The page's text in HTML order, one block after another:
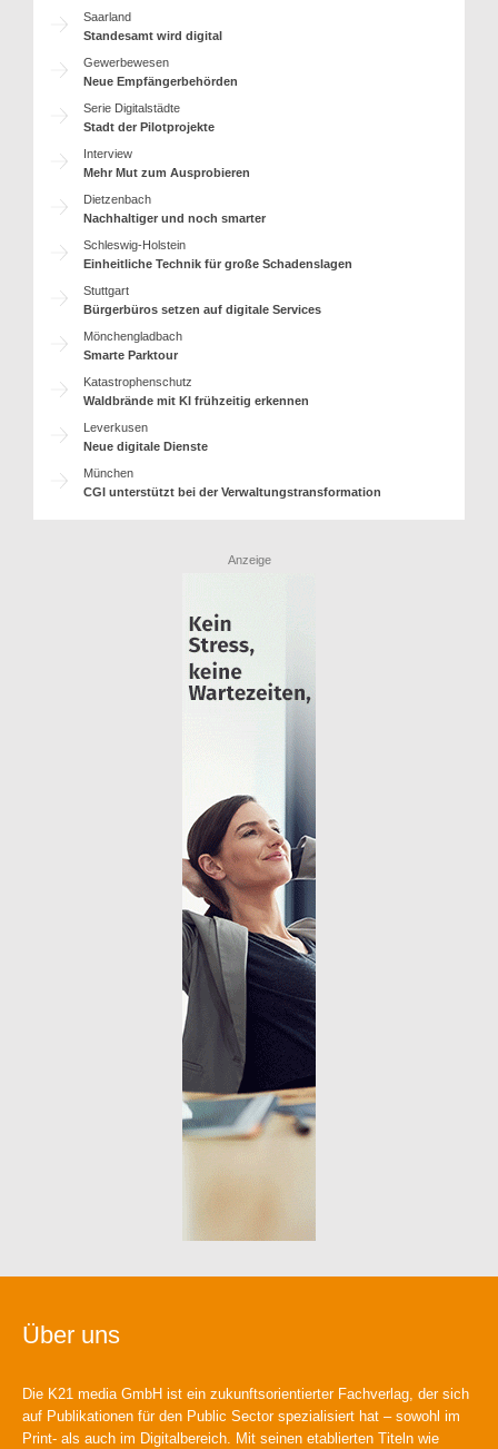
Saarland
Standesamt wird digital
Gewerbewesen
Neue Empfängerbehörden
Serie Digitalstädte
Stadt der Pilotprojekte
Interview
Mehr Mut zum Ausprobieren
Dietzenbach
Nachhaltiger und noch smarter
Schleswig-Holstein
Einheitliche Technik für große Schadenslagen
Stuttgart
Bürgerbüros setzen auf digitale Services
Mönchengladbach
Smarte Parktour
Katastrophenschutz
Waldbrände mit KI frühzeitig erkennen
Leverkusen
Neue digitale Dienste
München
CGI unterstützt bei der Verwaltungstransformation
Anzeige
Über uns
Die K21 media GmbH ist ein zukunftsorientierter Fachverlag, der sich
auf Publikationen für den Public Sector spezialisiert hat – sowohl im
Print- als auch im Digitalbereich. Mit seinen etablierten Titeln wie